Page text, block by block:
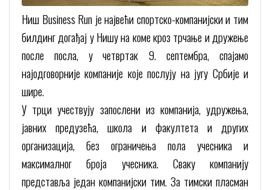
Ниш Business Run је највећи спортско-компанијски и тим
билдинг догађај у Нишу на коме кроз трчање и дружење
после посла, у четвртак 9. септембра, спајамо
најодговорније компанијe које послују на југу Србије и
шире.
У трци учествују запослени из компанија, удружења,
јавних предузећа, школа и факултета и других
организација, без ограничења пола учесника и
максималног броја учесника. Сваку компанију
представља један компанијски тим. За тимски пласман